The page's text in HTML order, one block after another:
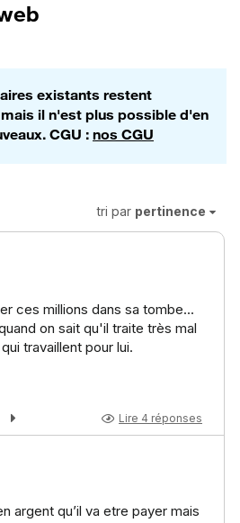
existants restent
il n'est plus possible d'en
CGU : nos CGU